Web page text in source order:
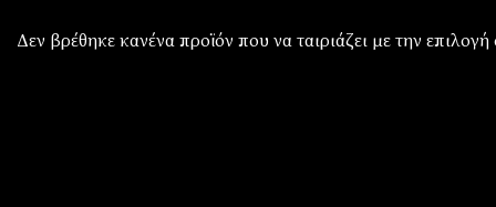
Δεν βρέθηκε κανένα προϊόν που να ταιριάζει με την επιλογή